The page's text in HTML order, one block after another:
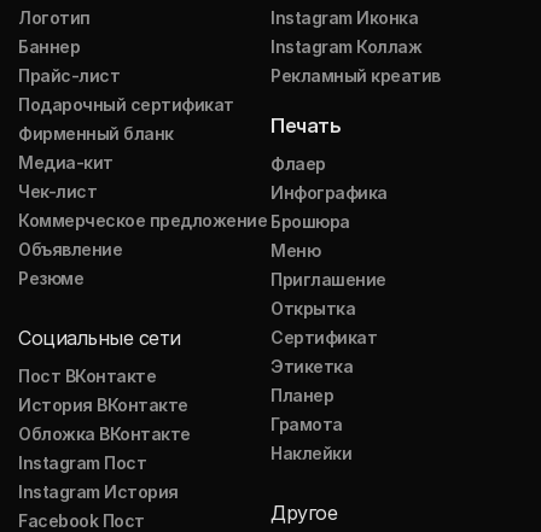
Логотип
Баннер
Прайс-лист
Подарочный сертификат
Фирменный бланк
Медиа-кит
Чек-лист
Коммерческое предложение
Объявление
Резюме
Социальные сети
Пост ВКонтакте
История ВКонтакте
Обложка ВКонтакте
Instagram Пост
Instagram История
Facebook Пост
Instagram Иконка
Instagram Коллаж
Рекламный креатив
Печать
Флаер
Инфографика
Брошюра
Меню
Приглашение
Открытка
Сертификат
Этикетка
Планер
Грамота
Наклейки
Другое